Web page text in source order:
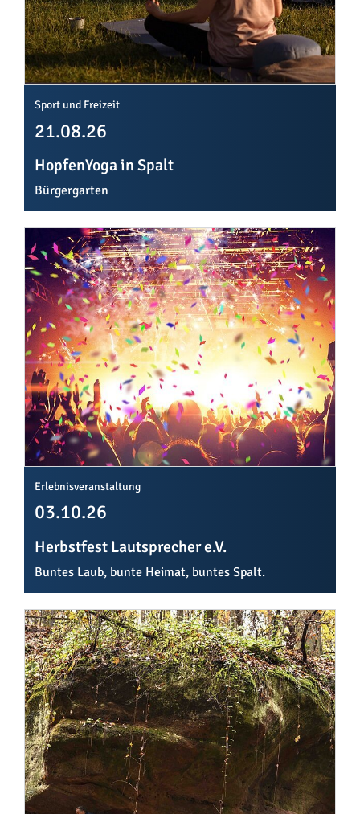
Sport und Freizeit
21.08.26
HopfenYoga in Spalt
Bürgergarten
Erlebnisveranstaltung
03.10.26
Herbstfest Lautsprecher e.V.
Buntes Laub, bunte Heimat, buntes Spalt.